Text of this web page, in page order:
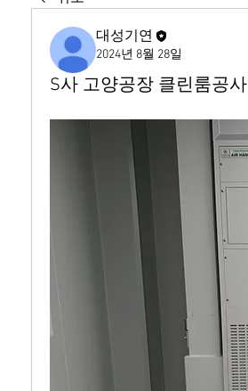
대성기연
2024년 8월 28일
S사 고양공장 클린룸공사